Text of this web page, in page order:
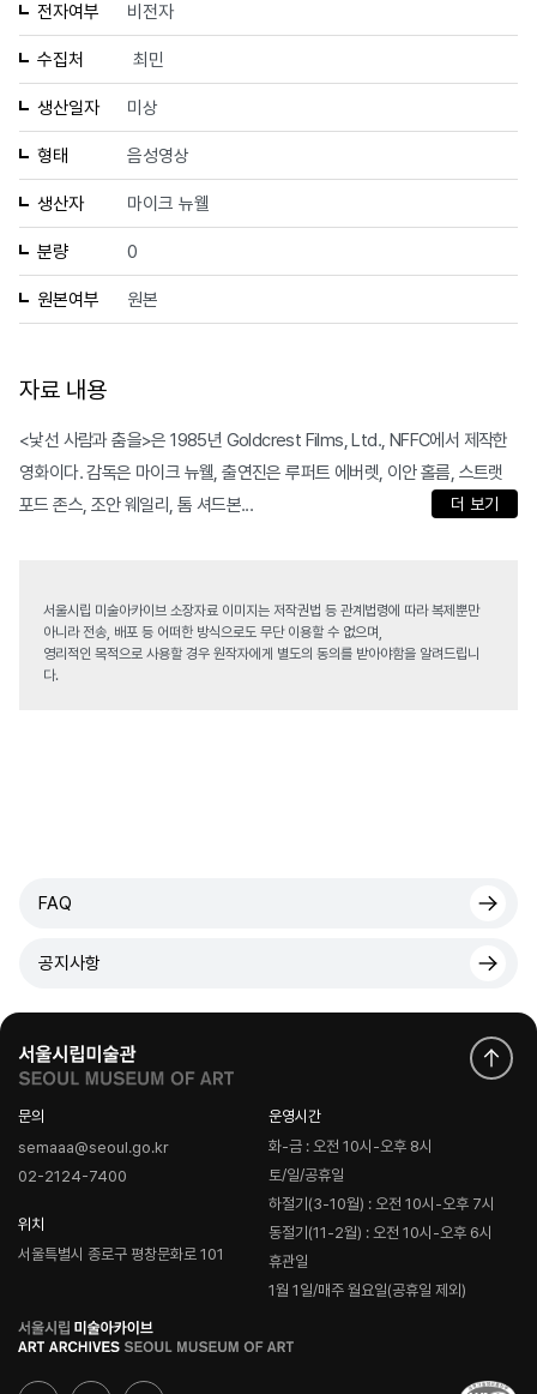
전자여부 비전자
수집처 최민
생산일자 미상
형태 음성영상
생산자 마이크 뉴웰
분량 0
원본여부 원본
자료 내용
<낯선 사람과 춤을>은 1985년 Goldcrest Films, Ltd., NFFC에서 제작한
영화이다. 감독은 마이크 뉴웰, 출연진은 루퍼트 에버렛, 이안 홀름, 스트랫
포드 존스, 조안 웨일리, 톰 셔드본...
더 보기
서울시립 미술아카이브 소장자료 이미지는 저작권법 등 관계법령에 따라 복제뿐만
아니라 전송, 배포 등 어떠한 방식으로도 무단 이용할 수 없으며,
영리적인 목적으로 사용할 경우 원작자에게 별도의 동의를 받아야함을 알려드립니
다.
FAQ
공지사항
문의
semaaa@seoul.go.kr
02-2124-7400
위치
서울특별시 종로구 평창문화로 101
운영시간
화-금 : 오전 10시-오후 8시
토/일/공휴일
하절기(3-10월) : 오전 10시-오후 7시
동절기(11-2월) : 오전 10시-오후 6시
휴관일
1월 1일/매주 월요일(공휴일 제외)
로
고